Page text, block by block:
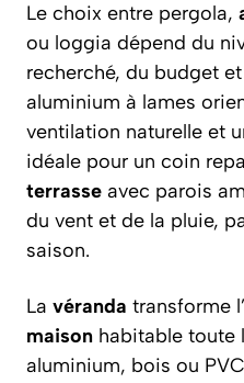
Le choix entre pergola,
ou loggia dépend du
recherché, du budget
aluminium à lames
ventilation naturelle et
idéale pour un coin
terrasse avec parois
du vent et de la pluie,
saison.
La véranda transforme
maison habitable toute
aluminium, bois ou